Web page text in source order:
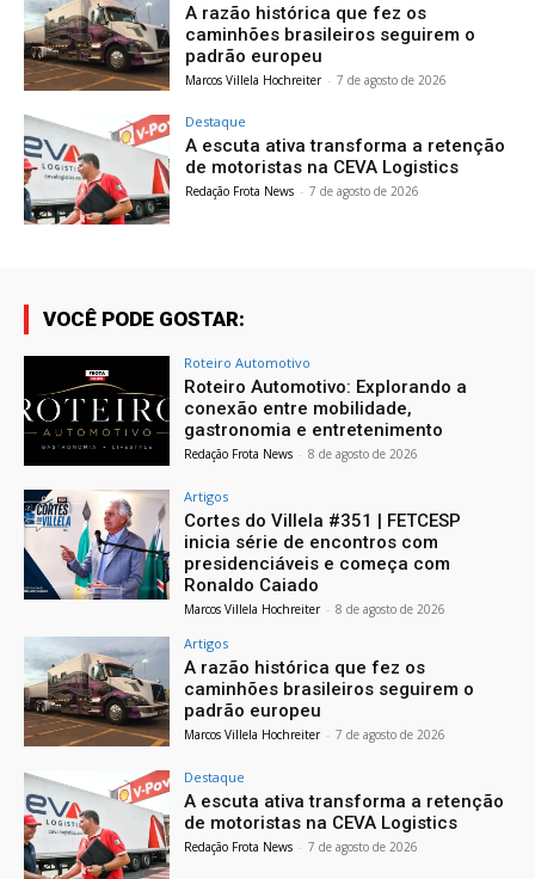
A razão histórica que fez os
caminhões brasileiros seguirem o
padrão europeu
Marcos Villela Hochreiter - 7 de agosto de 2026
Destaque
A escuta ativa transforma a retenção
de motoristas na CEVA Logistics
Redação Frota News - 7 de agosto de 2026
VOCÊ PODE GOSTAR:
Roteiro Automotivo
Roteiro Automotivo: Explorando a
conexão entre mobilidade,
gastronomia e entretenimento
Redação Frota News - 8 de agosto de 2026
Artigos
Cortes do Villela #351 | FETCESP
inicia série de encontros com
presidenciáveis e começa com
Ronaldo Caiado
Marcos Villela Hochreiter - 8 de agosto de 2026
Artigos
A razão histórica que fez os
caminhões brasileiros seguirem o
padrão europeu
Marcos Villela Hochreiter - 7 de agosto de 2026
Destaque
A escuta ativa transforma a retenção
de motoristas na CEVA Logistics
Redação Frota News - 7 de agosto de 2026